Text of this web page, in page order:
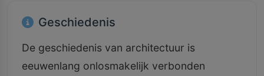
Geschiedenis
De geschiedenis van architectuur is
eeuwenlang onlosmakelijk verbonden